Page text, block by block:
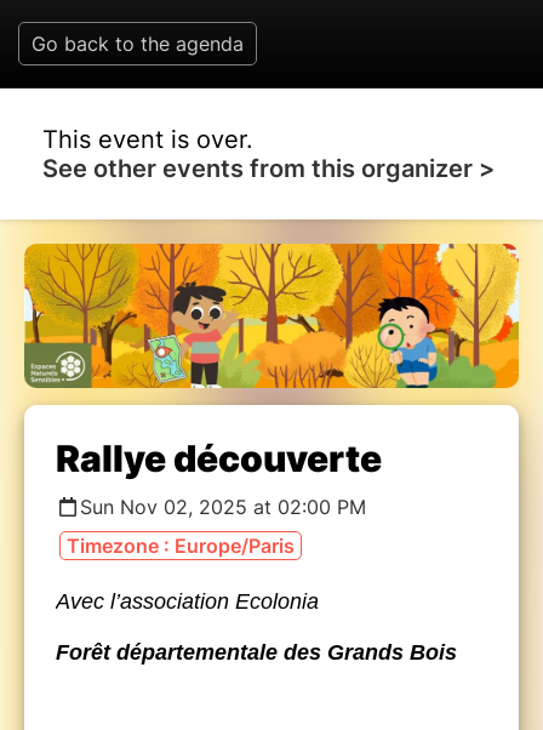
Go back to the agenda
This event is over.
See other events from this organizer >
Rallye découverte
Sun Nov 02, 2025 at 02:00 PM
Timezone : Europe/Paris
Avec l’association Ecolonia
Forêt départementale des Grands Bois